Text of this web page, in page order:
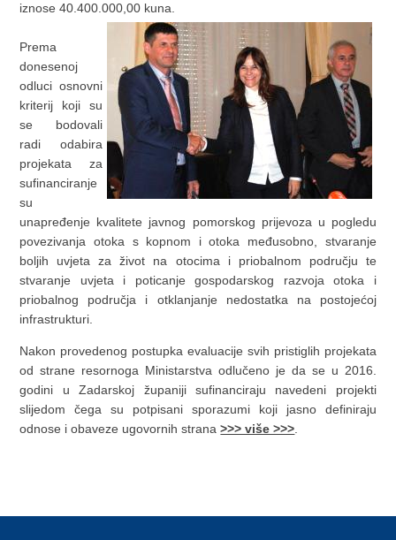
iznose 40.400.000,00 kuna.
Prema
donesenoj
odluci osnovni
kriterij koji su
se bodovali
radi odabira
projekata za
sufinanciranje
su
unapređenje kvalitete javnog pomorskog prijevoza u pogledu
povezivanja otoka s kopnom i otoka međusobno, stvaranje
boljih uvjeta za život na otocima i priobalnom području te
stvaranje uvjeta i poticanje gospodarskog razvoja otoka i
priobalnog područja i otklanjanje nedostatka na postojećoj
infrastrukturi.
Nakon provedenog postupka evaluacije svih pristiglih projekata
od strane resornoga Ministarstva odlučeno je da se u 2016.
godini u Zadarskoj županiji sufinanciraju navedeni projekti
slijedom čega su potpisani sporazumi koji jasno definiraju
odnose i obaveze ugovornih strana>>> više >>>